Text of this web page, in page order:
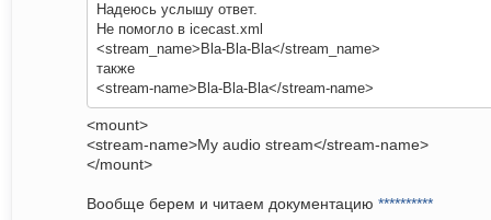
Надеюсь услышу ответ.
Не помогло в icecast.xml
<stream_name>Bla-Bla-Bla</stream_name>
также
<stream-name>Bla-Bla-Bla</stream-name>
<mount>
<stream-name>My audio stream</stream-name>
</mount>
Вообще берем и читаем документацию **********